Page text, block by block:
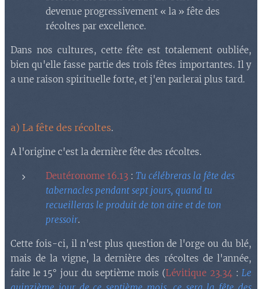
devenue progressivement « la » fête des
récoltes par excellence.
Dans nos cultures, cette fête est totalement oubliée,
bien qu'elle fasse partie des trois fêtes importantes. Il y
a une raison spirituelle forte, et j'en parlerai plus tard.
a) La fête des récoltes.
A l'origine c'est la dernière fête des récoltes.
Deutéronome 16.13 : Tu célébreras la fête des
tabernacles pendant sept jours, quand tu
recueilleras le produit de ton aire et de ton
pressoir.
Cette fois-ci, il n'est plus question de l'orge ou du blé,
mais de la vigne, la dernière des récoltes de l'année,
faite le 15° jour du septième mois (Lévitique 23.34 : Le